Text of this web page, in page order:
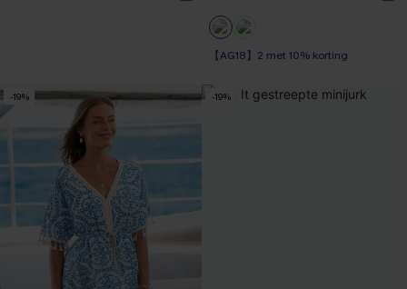
【AG18】2 met 10% korting
-19% -19%